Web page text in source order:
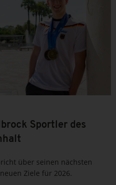
Sportler des
über seinen nächsten
Ziele für 2026.